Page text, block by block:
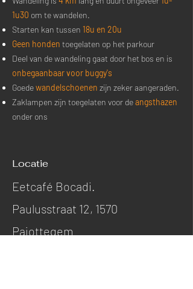
1u30 om te wandelen.
Starten kan tussen 18u en 20u
Geen honden toegelaten op het parkour
Deel van de wandeling gaat door het bos en is
onbegaanbaar voor buggy's
Goedewandelschoenen zijn zeker aangeraden.
Zaklampen zijn toegelaten voor deangsthazen
onder ons
Locatie
Eetcafé Bocadi.
Paulusstraat 12, 1570
Pajottegem